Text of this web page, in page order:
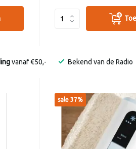
vanaf €50,- Bekend van de Radio
sale 37%